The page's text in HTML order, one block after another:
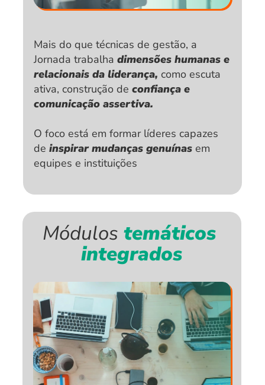
Mais do que técnicas de gestão, a
Jornada trabalha dimensões humanas e
relacionais da liderança, como escuta
ativa, construção de confiança e
comunicação assertiva.
O foco está em formar líderes capazes
de inspirar mudanças genuínas em
equipes e instituições
Módulos temáticos
integrados